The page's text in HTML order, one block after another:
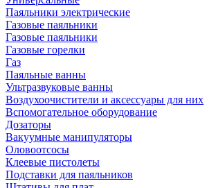
Паяльники электрические
Газовые паяльники
Газовые паяльники
Газовые горелки
Газ
Паяльные ванны
Ультразвуковые ванны
Воздухоочистители и аксессуары для них
Вспомогательное оборудование
Дозаторы
Вакуумные манипуляторы
Оловоотсосы
Клеевые пистолеты
Подставки для паяльников